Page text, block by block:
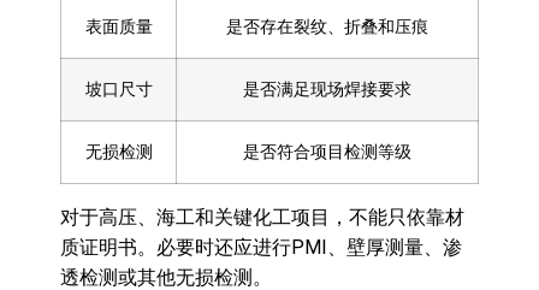
表面质量 是否存在裂纹、折叠和压痕
坡口尺寸 是否满足现场焊接要求
无损检测 是否符合项目检测等级
对于高压、海工和关键化工项目，不能只依靠材
质证明书。必要时还应进行PMI、壁厚测量、渗
透检测或其他无损检测。